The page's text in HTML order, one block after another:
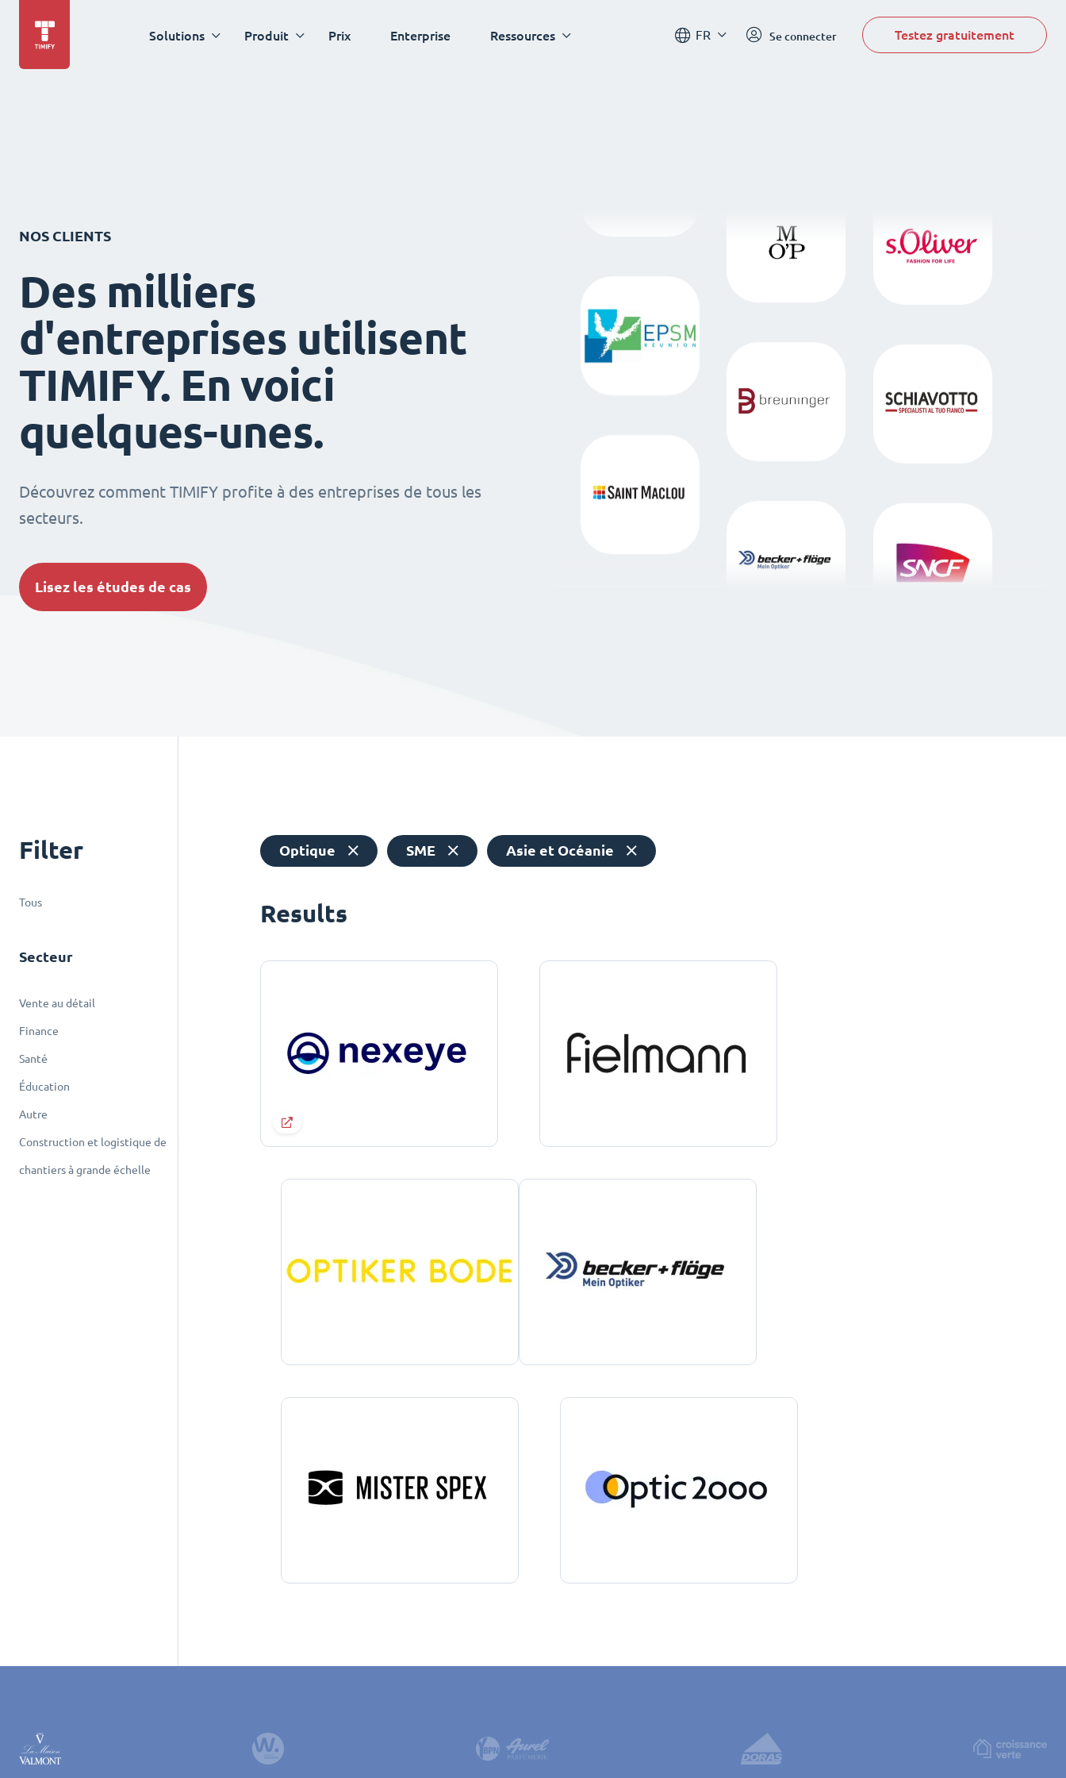
Solutions Produit Prix Enterprise Ressources FR Se connecter Testez gratuitement
NOS CLIENTS
Des milliers
d'entreprises utilisent
TIMIFY. En voici
quelques-unes.
Découvrez comment TIMIFY profite à des entreprises de tous les
secteurs.
Lisez les études de cas
Filter
Tous
Secteur
Vente au détail
Finance
Santé
Éducation
Autre
Construction et logistique de
chantiers à grande échelle
Optique SME Asie et Océanie
Results